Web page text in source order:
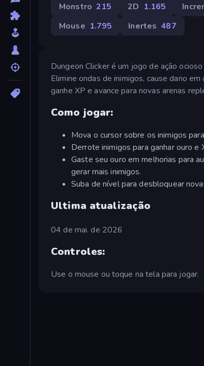
Monstro 215 2D 1.165
Mouse 1.795 Inertes 487
Dungeon Clicker é um jogo de ação
Elimine ondas de inimigos, cause dano
ganhe XP e avance para novas arenas
Como jogar:
Mova o cursor sobre os inimigos
Derrote inimigos para ganhar ouro e
Gaste seu ouro em melhorias para
gerar mais inimigos.
Suba de nível para desbloquear
Ultima atualização
04 de mai. de 2026
Controles:
Use o mouse ou toque na tela para jogar.